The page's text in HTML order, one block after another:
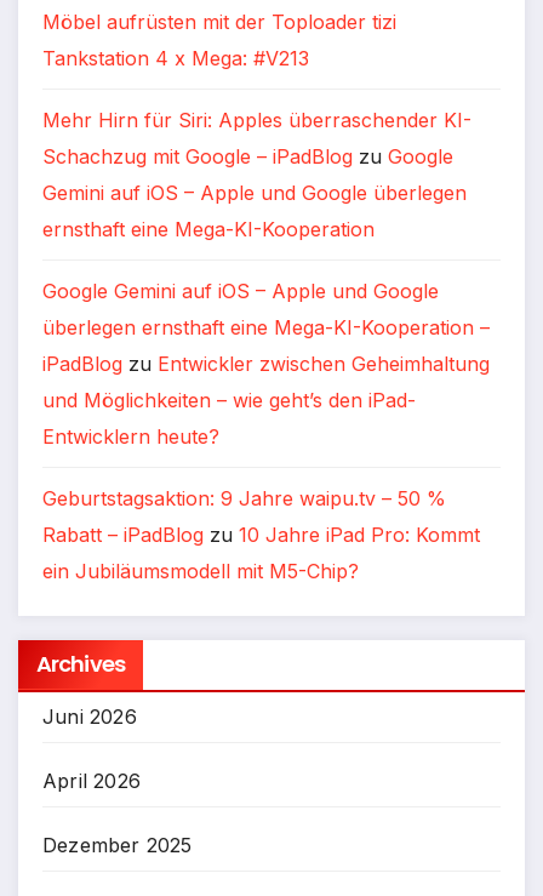
Möbel aufrüsten mit der Toploader tizi
Tankstation 4 x Mega: #V213
Mehr Hirn für Siri: Apples überraschender KI-
Schachzug mit Google – iPadBlog zu Google
Gemini auf iOS – Apple und Google überlegen
ernsthaft eine Mega-KI-Kooperation
Google Gemini auf iOS – Apple und Google
überlegen ernsthaft eine Mega-KI-Kooperation –
iPadBlog zu Entwickler zwischen Geheimhaltung
und Möglichkeiten – wie geht’s den iPad-
Entwicklern heute?
Geburtstagsaktion: 9 Jahre waipu.tv – 50 %
Rabatt – iPadBlog zu 10 Jahre iPad Pro: Kommt
ein Jubiläumsmodell mit M5-Chip?
Archives
Juni 2026
April 2026
Dezember 2025